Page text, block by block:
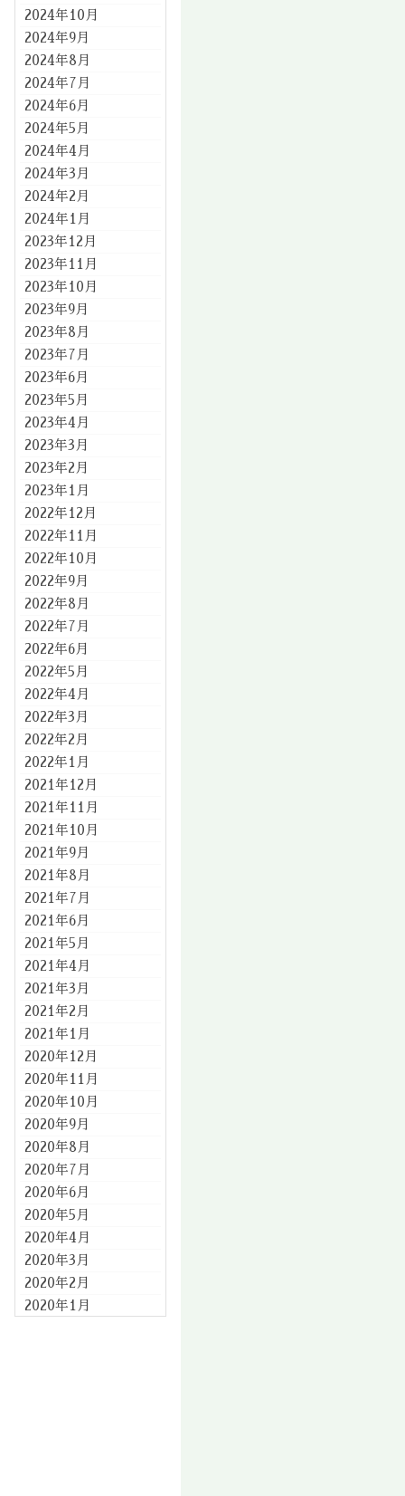
2024年10月
2024年9月
2024年8月
2024年7月
2024年6月
2024年5月
2024年4月
2024年3月
2024年2月
2024年1月
2023年12月
2023年11月
2023年10月
2023年9月
2023年8月
2023年7月
2023年6月
2023年5月
2023年4月
2023年3月
2023年2月
2023年1月
2022年12月
2022年11月
2022年10月
2022年9月
2022年8月
2022年7月
2022年6月
2022年5月
2022年4月
2022年3月
2022年2月
2022年1月
2021年12月
2021年11月
2021年10月
2021年9月
2021年8月
2021年7月
2021年6月
2021年5月
2021年4月
2021年3月
2021年2月
2021年1月
2020年12月
2020年11月
2020年10月
2020年9月
2020年8月
2020年7月
2020年6月
2020年5月
2020年4月
2020年3月
2020年2月
2020年1月